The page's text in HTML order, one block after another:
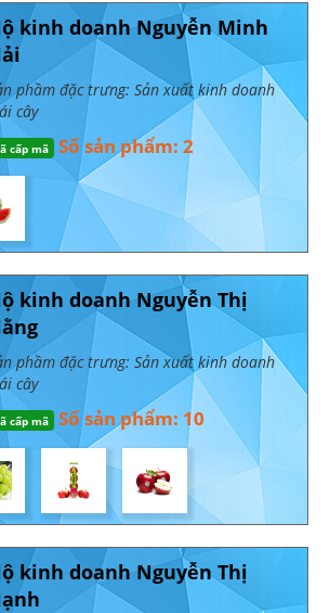
kinh doanh Nguyễn Minh
phầm đặc trưng: Sản xuất kinh doanh
cây
cấp mã Số sản phẩm: 2
kinh doanh Nguyễn Thị
phầm đặc trưng: Sản xuất kinh doanh
cây
cấp mã Số sản phẩm: 10
kinh doanh Nguyễn Thị